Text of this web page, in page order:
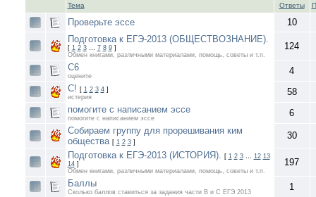
Тема Ответы
Проверьте эссе
10
Подготовка к ЕГЭ-2013 (ОБЩЕСТВОЗНАНИЕ).
[ 1 2 3… 7 8 9]
Обмен книгами, различными материалами, помощь, советы и т.п.
124
С6
оцените
4
С! [ 1 2 3 4]
истерия
58
помогите с написанием эссе
помогите с написанием эссе
6
Собираем группу для прорешивания ким
общества [ 1 2 3]
30
Подготовка к ЕГЭ-2013 (ИСТОРИЯ). [ 1 2 3… 12 13
14]
Обмен книгами, различными материалами, помощь, советы и т.п.
197
Баллы
Сколько баллов ставиться за задания части В и С ЕГЭ 2013
1